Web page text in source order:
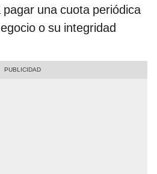
una cuota periódica
o su integridad